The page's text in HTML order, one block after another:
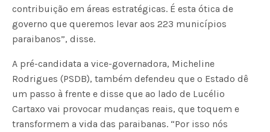
contribuição em áreas estratégicas. É esta ótica de
governo que queremos levar aos 223 municípios
paraibanos”, disse.
A pré-candidata a vice-governadora, Micheline
Rodrigues (PSDB), também defendeu que o Estado dê
um passo à frente e disse que ao lado de Lucélio
Cartaxo vai provocar mudanças reais, que toquem e
transformem a vida das paraibanas. “Por isso nós